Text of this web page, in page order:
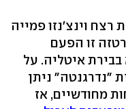
וינצ'נזו פמייה
זו הפעם
איטליה. על
"נדרגנטה" ניתן
מחודשיים, אז